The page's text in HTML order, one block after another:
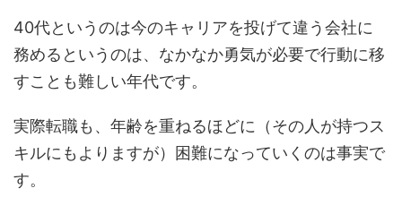
40代というのは今のキャリアを投げて違う会社に
務めるというのは、なかなか勇気が必要で行動に移
すことも難しい年代です。
実際転職も、年齢を重ねるほどに（その人が持つス
キルにもよりますが）困難になっていくのは事実で
す。